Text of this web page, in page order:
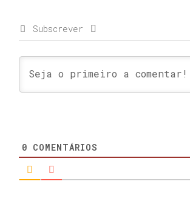
Subscrever
0 COMENTÁRIOS